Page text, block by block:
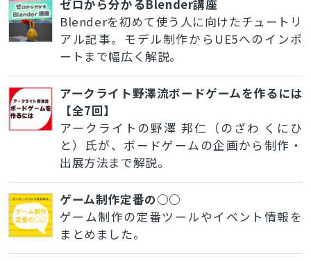
ゼロから分かるBlender講座
Blenderを初めて使う人に向けたチュートリ
アル記事。モデル制作からUE5へのインポ
ートまで幅広く解説。
アークライト野澤流ボードゲームを作るには
【全7回】
アークライトの野澤 邦仁（のざわ くにひ
と）氏が、ボードゲームの企画から制作・
出展方法まで解説。
ゲーム制作定番の○○
ゲーム制作の定番ツールやイベント情報を
まとめました。